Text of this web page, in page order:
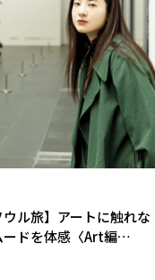
ウル旅】アートに触れな
ドを体感〈Art編